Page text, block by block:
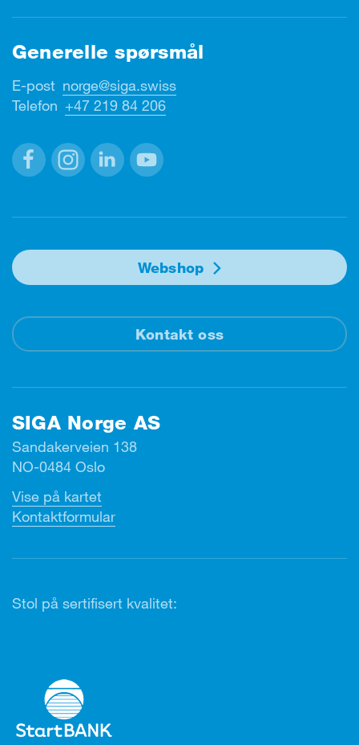
Generelle spørsmål
E-post norge@siga.swiss
Telefon +47 219 84 206
Webshop
Kontakt oss
SIGA Norge AS
Sandakerveien 138
NO-0484 Oslo
Vise på kartet
Kontaktformular
Stol på sertifisert kvalitet: